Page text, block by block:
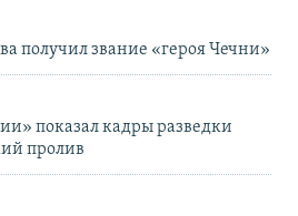
получил звание «героя Чечни»
показал кадры разведки
пролив